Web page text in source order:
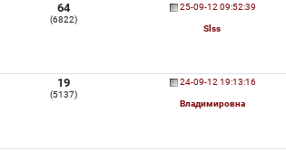
64
(6822)
25-09-12 09:52:39
Slss
19
(5137)
24-09-12 19:13:16
Владимировна